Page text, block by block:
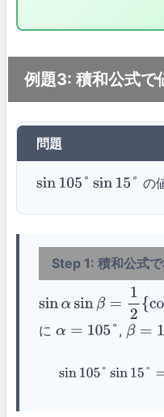
例題3: 積和公式で
問題
sin105°sin15° の
Step 1: 積和公式
sinαsinβ=12{cos(α−
に α=105° , β=15 °
sin 105°sin15 °